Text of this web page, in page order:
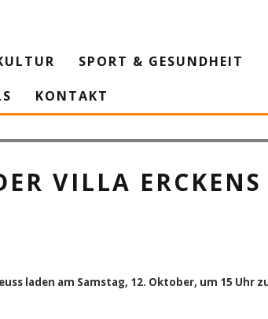
SPORT & GESUNDHEIT
KONTAKT
VILLA ERCKENS
laden am Samstag, 12. Oktober, um 15 Uhr